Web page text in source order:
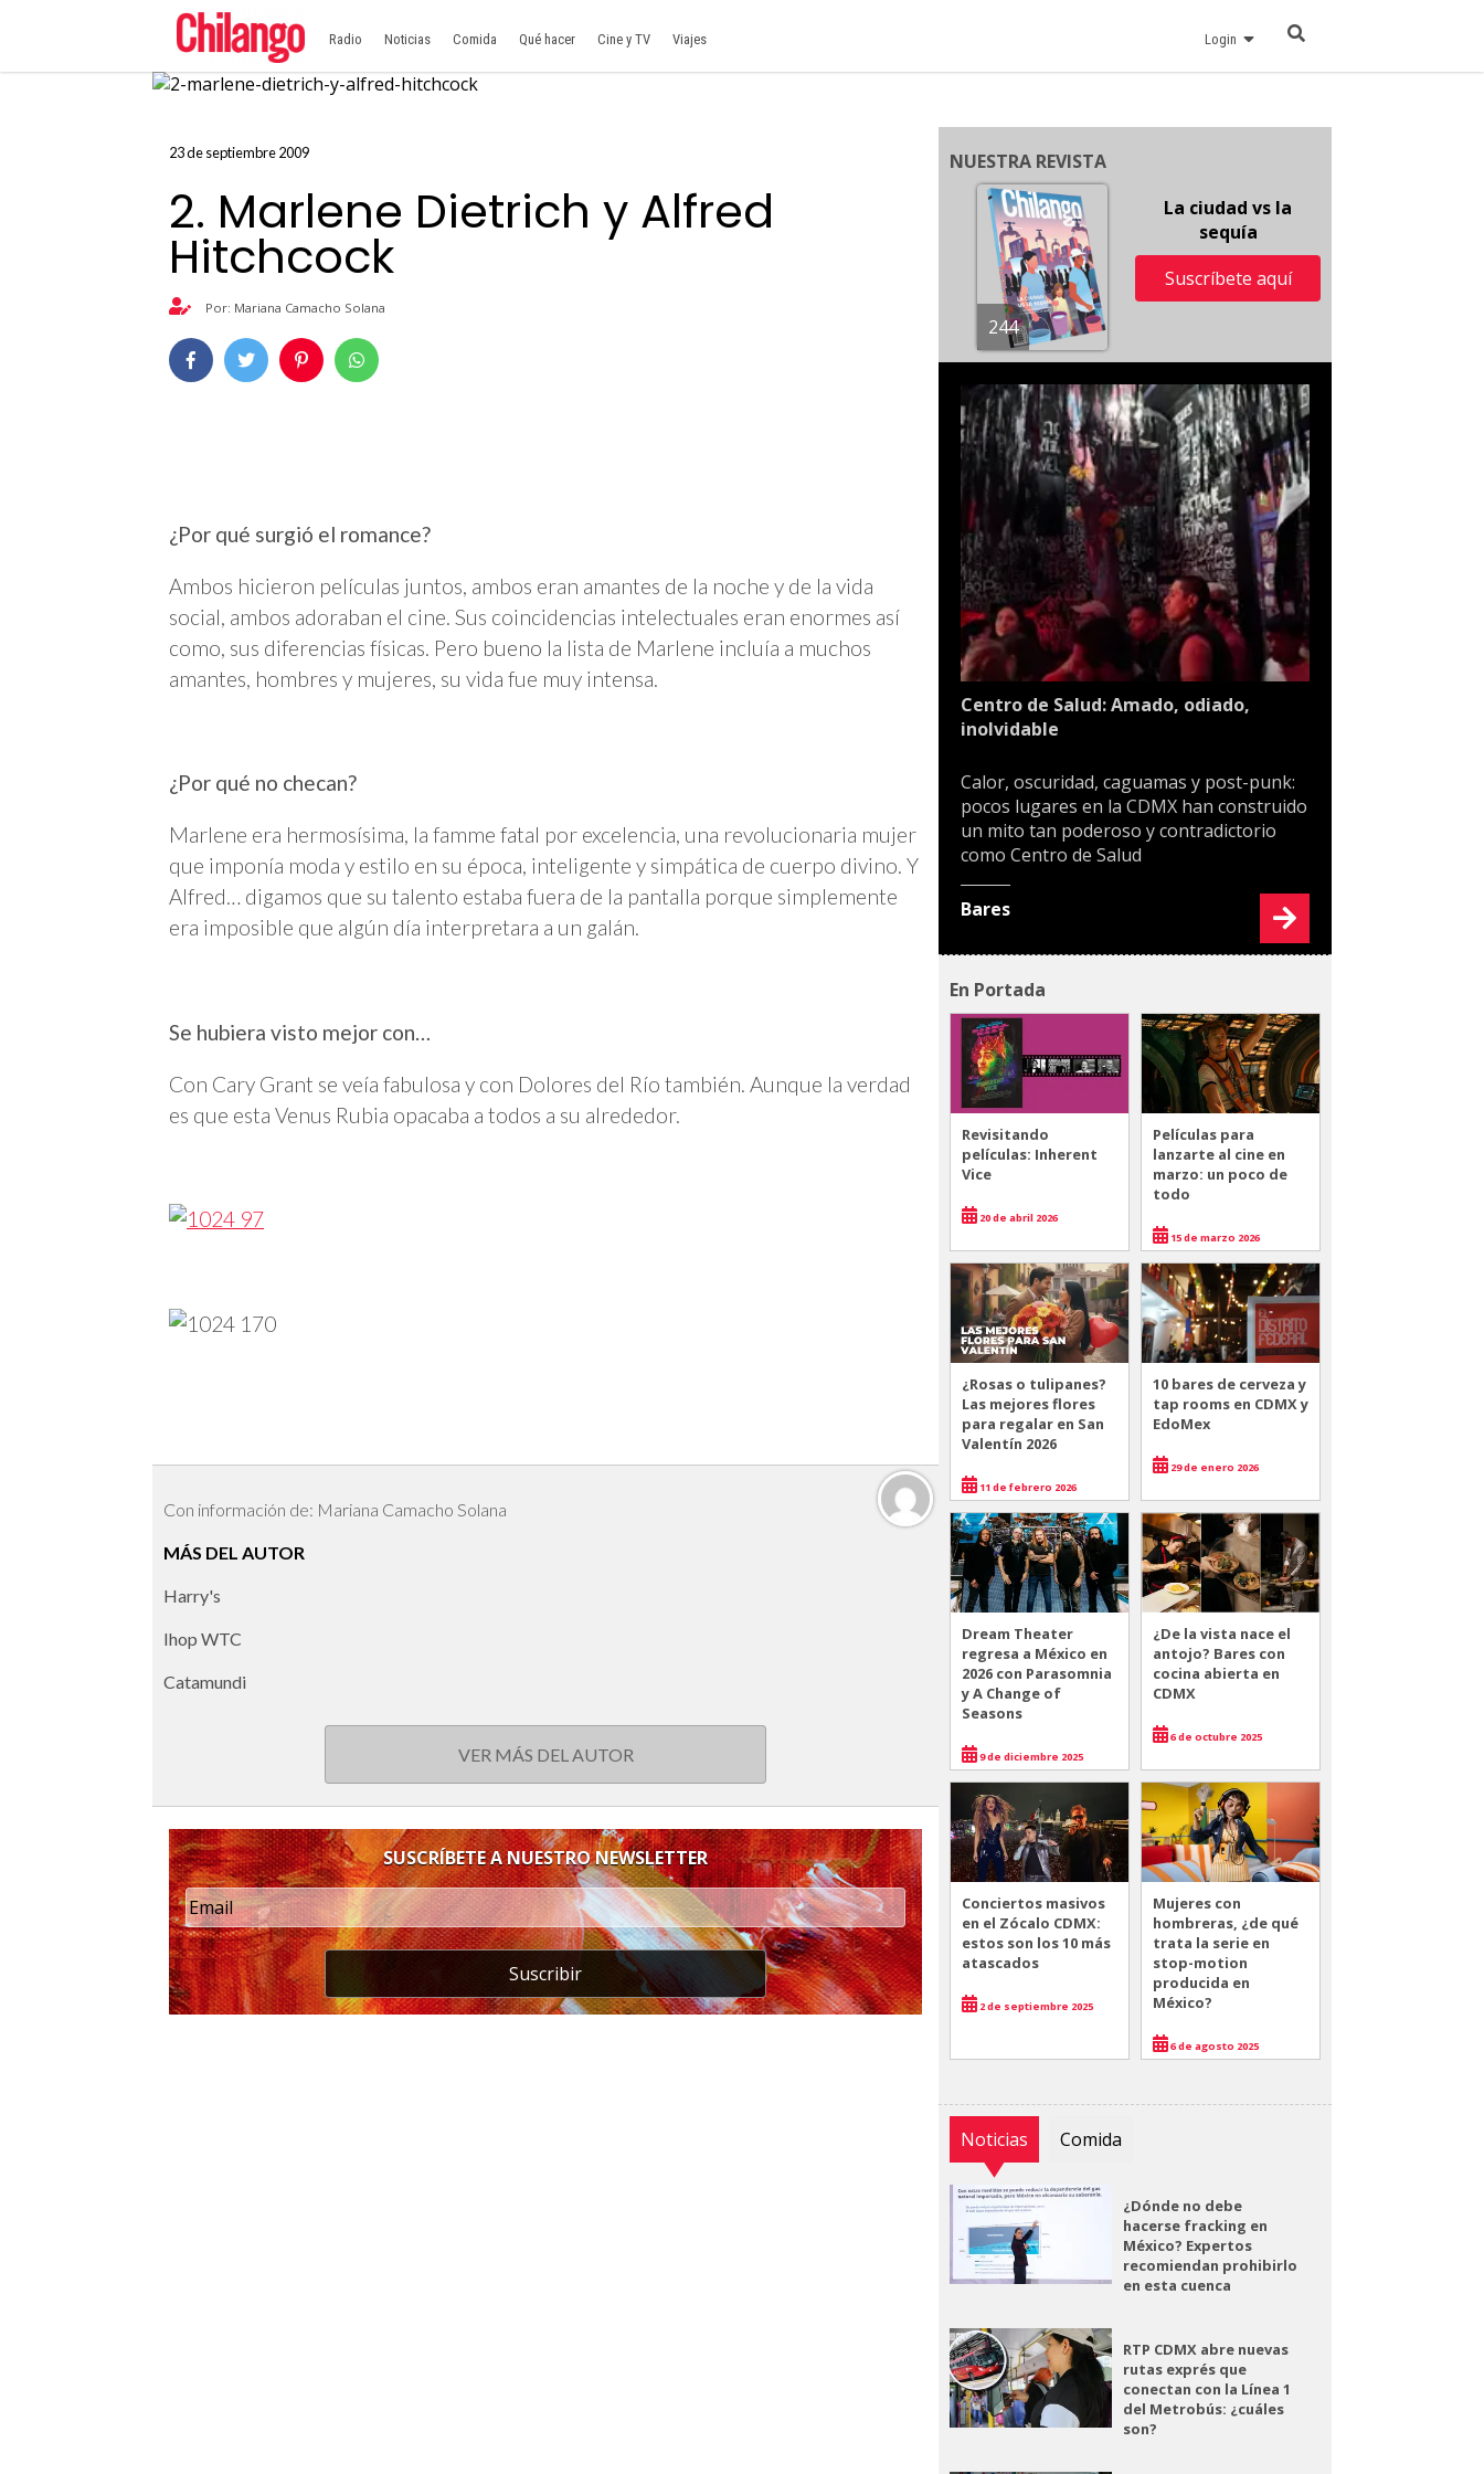
Radio Noticias Comida Qué hacer Cine y TV Viajes Login
23 de septiembre 2009
2. Marlene Dietrich y Alfred
Hitchcock
Por: Mariana Camacho Solana
¿Por qué surgió el romance?
Ambos hicieron películas juntos, ambos eran amantes de la noche y de la vida
social, ambos adoraban el cine. Sus coincidencias intelectuales eran enormes así
como, sus diferencias físicas. Pero bueno la lista de Marlene incluía a muchos
amantes, hombres y mujeres, su vida fue muy intensa.
¿Por qué no checan?
Marlene era hermosísima, la famme fatal por excelencia, una revolucionaria mujer
que imponía moda y estilo en su época, inteligente y simpática de cuerpo divino. Y
Alfred… digamos que su talento estaba fuera de la pantalla porque simplemente
era imposible que algún día interpretara a un galán.
Se hubiera visto mejor con…
Con Cary Grant se veía fabulosa y con Dolores del Río también. Aunque la verdad
es que esta Venus Rubia opacaba a todos a su alrededor.
Con información de: Mariana Camacho Solana
MÁS DEL AUTOR
Harry's
Ihop WTC
Catamundi
VER MÁS DEL AUTOR
SUSCRÍBETE A NUESTRO NEWSLETTER
Suscribir
NUESTRA REVISTA
244
La ciudad vs la
sequía
Suscríbete aquí
Centro de Salud: Amado, odiado,
inolvidable
Calor, oscuridad, caguamas y post-punk:
pocos lugares en la CDMX han construido
un mito tan poderoso y contradictorio
como Centro de Salud
Bares
En Portada
Revisitando
películas: Inherent
Vice
20 de abril 2026
Películas para
lanzarte al cine en
marzo: un poco de
todo
15 de marzo 2026
¿Rosas o tulipanes?
Las mejores flores
para regalar en San
Valentín 2026
11 de febrero 2026
10 bares de cerveza y
tap rooms en CDMX y
EdoMex
29 de enero 2026
Dream Theater
regresa a México en
2026 con Parasomnia
y A Change of
Seasons
9 de diciembre 2025
¿De la vista nace el
antojo? Bares con
cocina abierta en
CDMX
6 de octubre 2025
Conciertos masivos
en el Zócalo CDMX:
estos son los 10 más
atascados
2 de septiembre 2025
Mujeres con
hombreras, ¿de qué
trata la serie en
stop-motion
producida en
México?
6 de agosto 2025
Noticias Comida
¿Dónde no debe
hacerse fracking en
México? Expertos
recomiendan prohibirlo
en esta cuenca
RTP CDMX abre nuevas
rutas exprés que
conectan con la Línea 1
del Metrobús: ¿cuáles
son?